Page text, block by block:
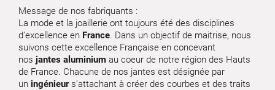
Message de nos fabriquants :
La mode et la joaillerie ont toujours été des disciplines
d’excellence en France. Dans un objectif de maitrise, nous
suivons cette excellence Française en concevant
nos jantes aluminium au coeur de notre région des Hauts
de France. Chacune de nos jantes est désignée par
un ingénieurs’attachant à créer des courbes et des traits